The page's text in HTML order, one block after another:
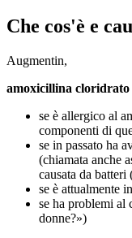
Che cos'è e
Augmentin,
amoxicillina cloridrato
se è allergico al
componenti di
se in passato ha
(chiamata anche
causata da
se è attualmente
se ha problemi al
donne?»)